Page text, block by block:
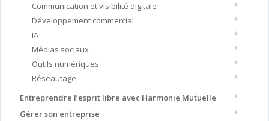
Communication et visibilité digitale
Développement commercial
IA
Médias sociaux
Outils numériques
Réseautage
Entreprendre l’esprit libre avec Harmonie Mutuelle
Gérer son entreprise